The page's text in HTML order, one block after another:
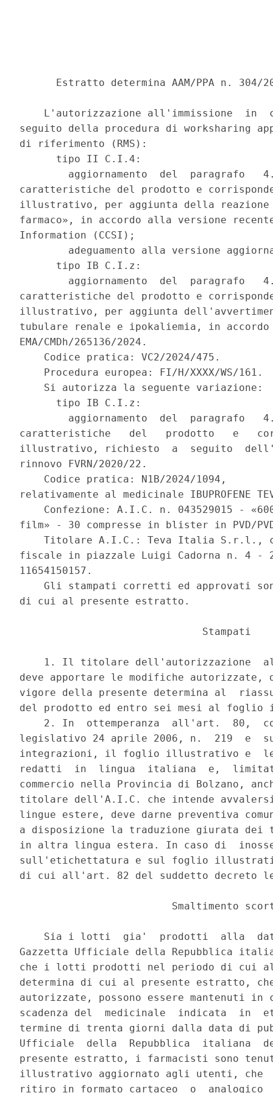
Estratto determina AAM/PPA n. 304/
L'autorizzazione all'immissione  in
seguito della procedura di worksharing
di riferimento (RMS):
      tipo II C.I.4:
aggiornamento  del  paragrafo
caratteristiche del prodotto e
illustrativo, per aggiunta della reazione
farmaco», in accordo alla versione
Information (CCSI);
adeguamento alla versione
      tipo IB C.I.z:
aggiornamento  del  paragrafo
caratteristiche del prodotto e
illustrativo, per aggiunta
tubulare renale e ipokaliemia, in
EMA/CMDh/265136/2024.
    Codice pratica: VC2/2024/475.
    Procedura europea: FI/H/XXXX/WS/161.
    Si autorizza la seguente variazione:
      tipo IB C.I.z:
aggiornamento  del  paragrafo
caratteristiche   del   prodotto   e
illustrativo, richiesto  a  seguito
rinnovo FVRN/2020/22.
    Codice pratica: N1B/2024/1094,
relativamente al medicinale IBUPROFENE
Confezione: A.I.C. n. 043529015 -
film» - 30 compresse in blister in PVD/
Titolare A.I.C.: Teva Italia S.r.l.,
fiscale in piazzale Luigi Cadorna n. 4 -
11654150157.
Gli stampati corretti ed approvati
di cui al presente estratto.
                              Stampati
1. Il titolare dell'autorizzazione
deve apportare le modifiche
vigore della presente determina al
del prodotto ed entro sei mesi al
2. In  ottemperanza  all'art.  80,
legislativo 24 aprile 2006, n.  219  e
integrazioni, il foglio illustrativo e  le
redatti  in  lingua  italiana  e,
commercio nella Provincia di Bolzano,
titolare dell'A.I.C. che intende avvalersi
lingue estere, deve darne preventiva
a disposizione la traduzione giurata
in altra lingua estera. In caso di
sull'etichettatura e sul foglio
di cui all'art. 82 del suddetto decreto
Smaltimento
Sia i lotti  gia'  prodotti  alla
Gazzetta Ufficiale della Repubblica
che i lotti prodotti nel periodo di cui
determina di cui al presente estratto,
autorizzate, possono essere mantenuti
scadenza del  medicinale  indicata  in
termine di trenta giorni dalla data di
Ufficiale  della  Repubblica  italiana
presente estratto, i farmacisti sono
illustrativo aggiornato agli utenti, che
ritiro in formato cartaceo  o